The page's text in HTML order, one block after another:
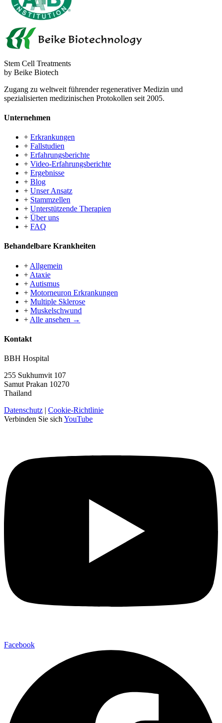
Stem Cell Treatments
by Beike Biotech
Zugang zu weltweit führender regenerativer Medizin und
spezialisierten medizinischen Protokollen seit 2005.
Unternehmen
+ Erkrankungen
+ Fallstudien
+ Erfahrungsberichte
+ Video-Erfahrungsberichte
+ Ergebnisse
+ Blog
+ Unser Ansatz
+ Stammzellen
+ Unterstützende Therapien
+ Über uns
+ FAQ
Behandelbare Krankheiten
+ Allgemein
+ Ataxie
+ Autismus
+ Motorneuron Erkrankungen
+ Multiple Sklerose
+ Muskelschwund
+ Alle ansehen →
Kontakt
BBH Hospital
255 Sukhumvit 107
Samut Prakan 10270
Thailand
Datenschutz | Cookie-Richtlinie
Verbinden Sie sich YouTube
Facebook